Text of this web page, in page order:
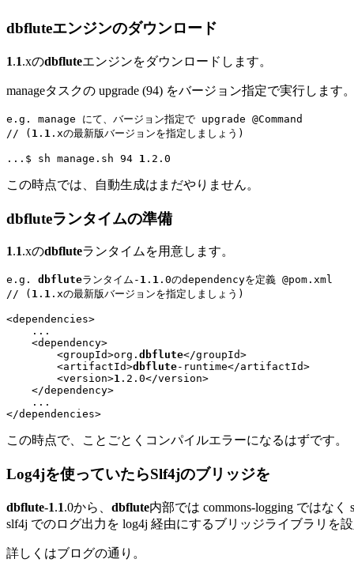
dbfluteエンジンのダウンロード
1.1.xのdbfluteエンジンをダウンロードします。
manageタスクの upgrade (94) をバージョン指定で実行しま
e.g. manage にて、バージョン指定で upgrade @Command
// ( 1 . 1 .xの最新版バージョンを指定しましょう)
... $ sh manage.sh 94 1 .2.0
この時点では、自動生成はまだやりません。
dbfluteランタイムの準備
1.1.xのdbfluteランタイムを用意します。
e.g. dbfluteランタイム- 1 . 1 .0のdependencyを定義 @pom.xml
// ( 1 . 1 .xの最新版バージョンを指定しましょう)
<dependencies>
...
<dependency>
        <groupId>
org. dbflute</groupId>
        <artifactId>
dbflute-runtime</artifactId>
        <version>
1 .2.0</version>
</dependency>
...
この時点で、ことごとくコンパイルエラーになるはずです。
Log4jを使っていたらSlf4jのブリッジを
dbflute-1.1.0から、 dbflute内部では commons-logging ではな
slf4j でのログ出力を log4j 経由にするブリッジライブラリを
詳しくはブログの通り。